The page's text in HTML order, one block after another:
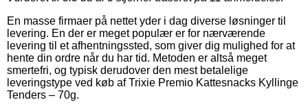
En masse firmaer på nettet yder i dag diverse løsninger til
levering. En der er meget populær er for nærværende
levering til et afhentningssted, som giver dig mulighed for at
hente din ordre når du har tid. Metoden er altså meget
smertefri, og typisk derudover den mest betalelige
leveringstype ved køb af Trixie Premio Kattesnacks Kyllinge
Tenders – 70g.